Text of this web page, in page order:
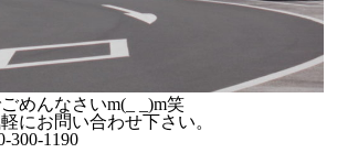
めんなさいm(_ _)m笑
にお問い合わせ下さい。
300-1190